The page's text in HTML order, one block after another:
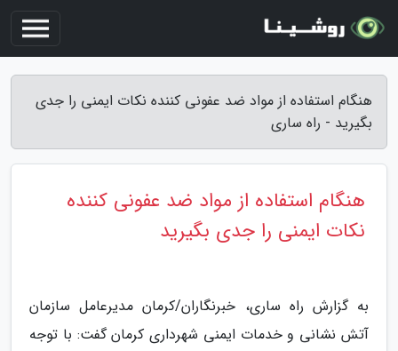
هنگام استفاده از مواد ضد عفونی کننده نکات ایمنی را جدی
بگیرید - راه ساری
هنگام استفاده از مواد ضد عفونی کننده
نکات ایمنی را جدی بگیرید
به گزارش راه ساری، خبرنگاران/کرمان مدیرعامل سازمان
آتش نشانی و خدمات ایمنی شهرداری کرمان گفت: با توجه